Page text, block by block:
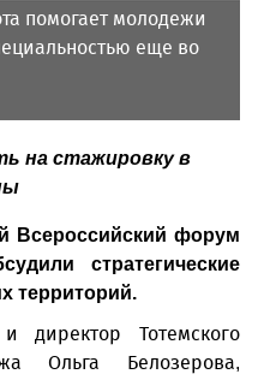
помогает молодежи
еще во
на стажировку в
Всероссийский форум
стратегические
территорий.
Тотемского
Ольга Белозерова,